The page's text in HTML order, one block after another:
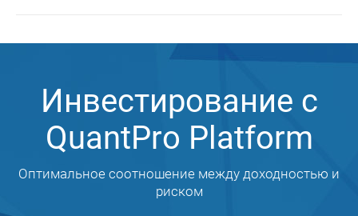
Инвестирование с
QuantPro Platform
Оптимальное соотношение между доходностью и
риском